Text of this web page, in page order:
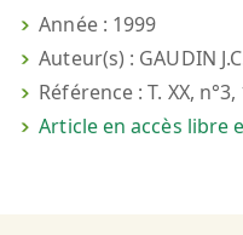
Année : 1999
Auteur(s) : GAUDIN
Référence : T. XX,
Article en accès libre